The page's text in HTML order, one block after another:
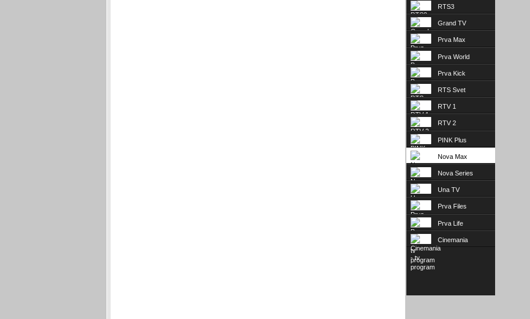
RTS3
Grand TV
Prva Max
Prva World
Prva Kick
RTS Svet
RTV 1
RTV 2
PINK Plus
Nova Max
Nova Series
Una TV
Prva Files
Prva Life
Cinemania